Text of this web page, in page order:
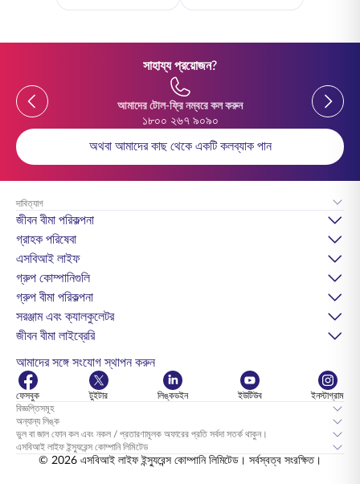
সাহায্য প্রয়োজন?
Previous
আমাদের টোল-ফ্রি নম্বরে কল করুন
১৮০০ ২৬৭ ৯০৯০
Previous
অথবা আমাদের কাছ থেকে একটি কলব্যাক পান
দাবিত্যাগ
জীবন বীমা পরিকল্পনা
গ্রাহক পরিষেবা
এসবিআই লাইফ
গ্রুপ কোম্পানিগুলি
গ্রুপ বীমা পরিকল্পনা
সরঞ্জাম এবং ক্যালকুলেটর
জীবন বীমা লাইব্রেরি
আমাদের সঙ্গে সংযোগ স্থাপন করুন
ফেসবুক টুইটার লিঙ্কডইন ইউটিউব
ইনস্টাগ্রাম
বিজ্ঞপ্তিসমূহ
অন্যান্য লিঙ্ক
ভুল বা জাল ফোন কল এবং নকল / প্রতারণামূলক অফারের প্রতি সর্বদা সতর্ক থাকুন।
এসবিআই লাইফ ইন্স্যুরেন্স কোম্পানি লিমিটেড
© 2026 এসবিআই লাইফ ইন্স্যুরেন্স কোম্পানি লিমিটেড। সর্বস্বত্ব সংরক্ষিত।